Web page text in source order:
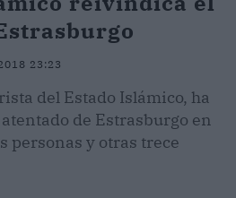
23:23
del Estado Islámico, ha
de Estrasburgo en
personas y otras trece